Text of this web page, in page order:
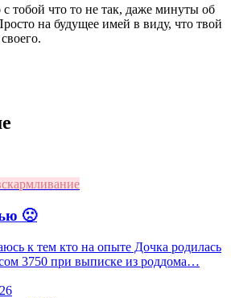
с тобой что то не так, даже минуты об
на будущее имей в виду, что твой
🙁
к тем кто на опыте Дочка родилась
3750 при выписке из роддома…